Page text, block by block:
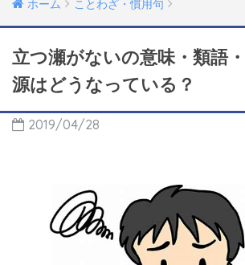
ホーム ことわざ・慣用句
立つ瀬がないの意味・類語
源はどうなっている？
2019/04/28